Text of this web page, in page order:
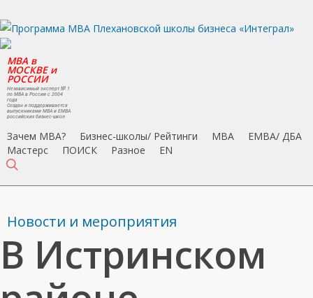
to
main
content
MBA в
МОСКВЕ и
РОССИИ
Независимый эксперт № 1
по MBA в России с 2004
года
Создан и поддерживается
выпускниками MBA и EMBA
российских бизнес-школ
Зачем MBA? Бизнес-школы/ Рейтинги MBA
EMBA/ ДБA
Мастерс
ПОИСК Разное EN
Новости и мероприятия
В Истринском